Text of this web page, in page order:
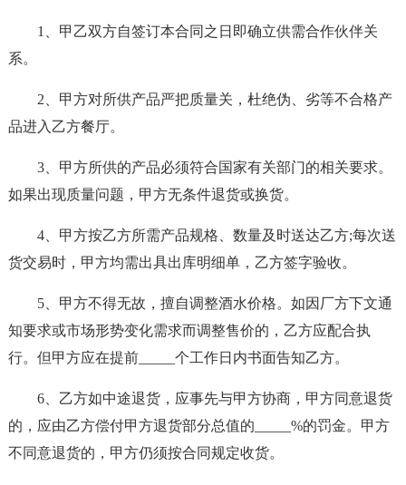
1、甲乙双方自签订本合同之日即确立供需合作伙伴关
系。
2、甲方对所供产品严把质量关，杜绝伪、劣等不合格产
品进入乙方餐厅。
3、甲方所供的产品必须符合国家有关部门的相关要求。
如果出现质量问题，甲方无条件退货或换货。
4、甲方按乙方所需产品规格、数量及时送达乙方;每次送
货交易时，甲方均需出具出库明细单，乙方签字验收。
5、甲方不得无故，擅自调整酒水价格。如因厂方下文通
知要求或市场形势变化需求而调整售价的，乙方应配合执
行。但甲方应在提前_____个工作日内书面告知乙方。
6、乙方如中途退货，应事先与甲方协商，甲方同意退货
的，应由乙方偿付甲方退货部分总值的_____%的罚金。甲方
不同意退货的，甲方仍须按合同规定收货。